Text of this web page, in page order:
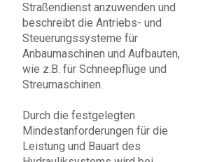
Straßendienst anzuwenden und
beschreibt die Antriebs- und
Steuerungssysteme für
Anbaumaschinen und Aufbauten,
wie z.B. für Schneepflüge und
Streumaschinen.
Durch die festgelegten
Mindestanforderungen für die
Leistung und Bauart des